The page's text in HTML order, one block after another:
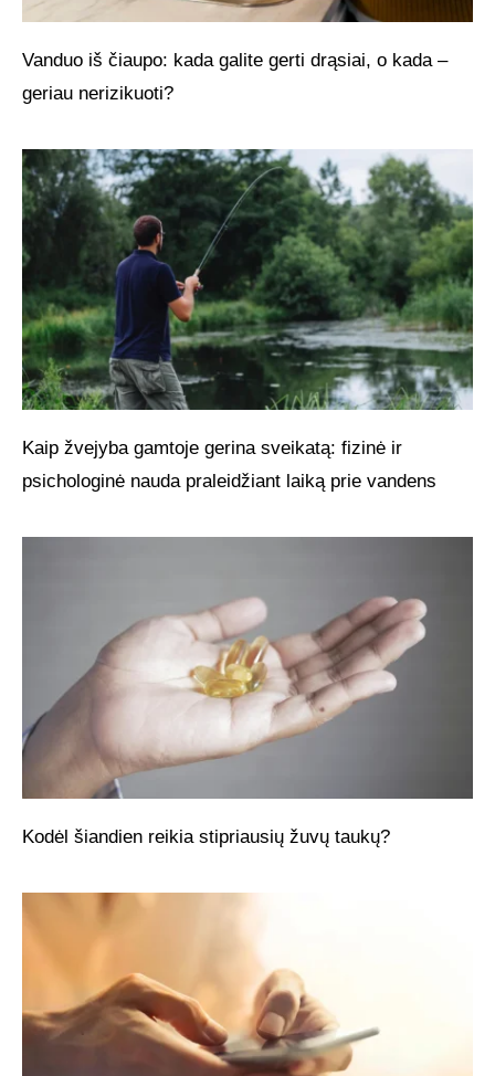
Vanduo iš čiaupo: kada galite gerti drąsiai, o kada –
geriau nerizikuoti?
Kaip žvejyba gamtoje gerina sveikatą: fizinė ir
psichologinė nauda praleidžiant laiką prie vandens
Kodėl šiandien reikia stipriausių žuvų taukų?